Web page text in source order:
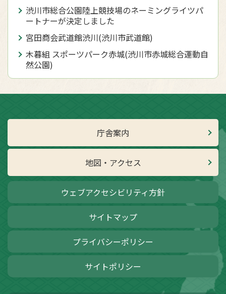
渋川市総合公園陸上競技場のネーミングライツパ
ートナーが決定しました
宮田商会武道館渋川(渋川市武道館)
木暮組 スポーツパーク赤城(渋川市赤城総合運動自
然公園)
庁舎案内
地図・アクセス
ウェブアクセシビリティ方針
サイトマップ
プライバシーポリシー
サイトポリシー